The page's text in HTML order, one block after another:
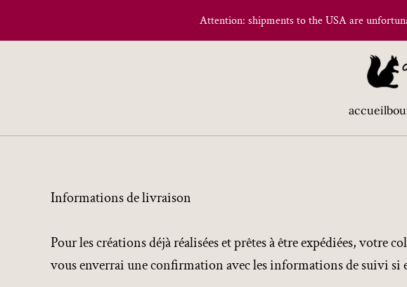
Attention: shipments to the USA are
accueil
Informations de livraison
Pour les créations déjà réalisées et prêtes à être expédiées, votre
vous enverrai une confirmation avec les informations de suivi si